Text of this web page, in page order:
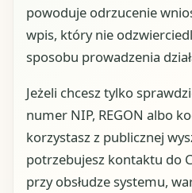
powoduje odrzucenie
wpis, który nie
sposobu prowadzenia
Jeżeli chcesz tylko
numer NIP, REGON albo
korzystasz z publicznej
potrzebujesz kontaktu do
przy obsłudze systemu,